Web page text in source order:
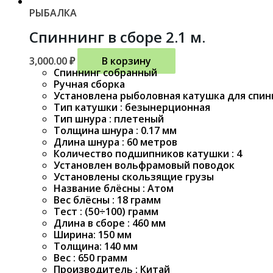
РЫБАЛКА
Спиннинг в сборе 2.1 м.
3,000.00₽
В корзину
Спиннинг собранный
Ручная сборка
Установлена рыболовная катушка для
Тип катушки : безынерционная
Тип шнура : плетеный
Толщина шнура : 0.17 мм
Длина шнура : 60 метров
Количество подшипников катушки : 4
Установлен вольфрамовый поводок
Установлены скользящие грузы
Название блёсны : Атом
Вес блёсны : 18 грамм
Тест : (50÷100) грамм
Длина в сборе : 460 мм
Ширина: 150 мм
Толщина: 140 мм
Вес : 650 грамм
Производитель : Китай